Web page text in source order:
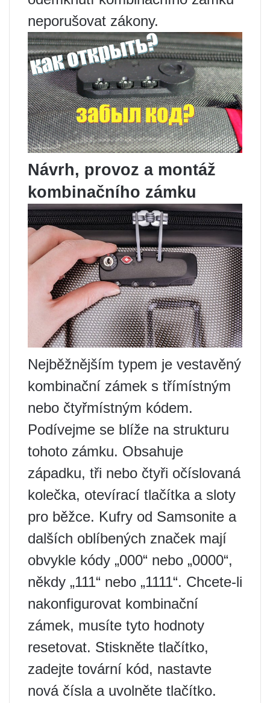
neporušovat zákony.
Návrh, provoz a montáž
kombinačního zámku
Nejběžnějším typem je vestavěný
kombinační zámek s třímístným
nebo čtyřmístným kódem.
Podívejme se blíže na strukturu
tohoto zámku. Obsahuje
západku, tři nebo čtyři očíslovaná
kolečka, otevírací tlačítka a sloty
pro běžce. Kufry od Samsonite a
dalších oblíbených značek mají
obvykle kódy „000“ nebo „0000“,
někdy „111“ nebo „1111“. Chcete-li
nakonfigurovat kombinační
zámek, musíte tyto hodnoty
resetovat. Stiskněte tlačítko,
zadejte tovární kód, nastavte
nová čísla a uvolněte tlačítko.